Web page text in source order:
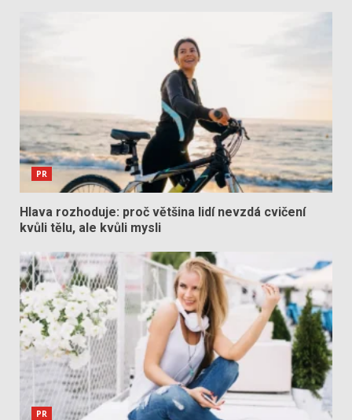
PR
Hlava rozhoduje: proč většina lidí nevzdá cvičení
kvůli tělu, ale kvůli mysli
PR